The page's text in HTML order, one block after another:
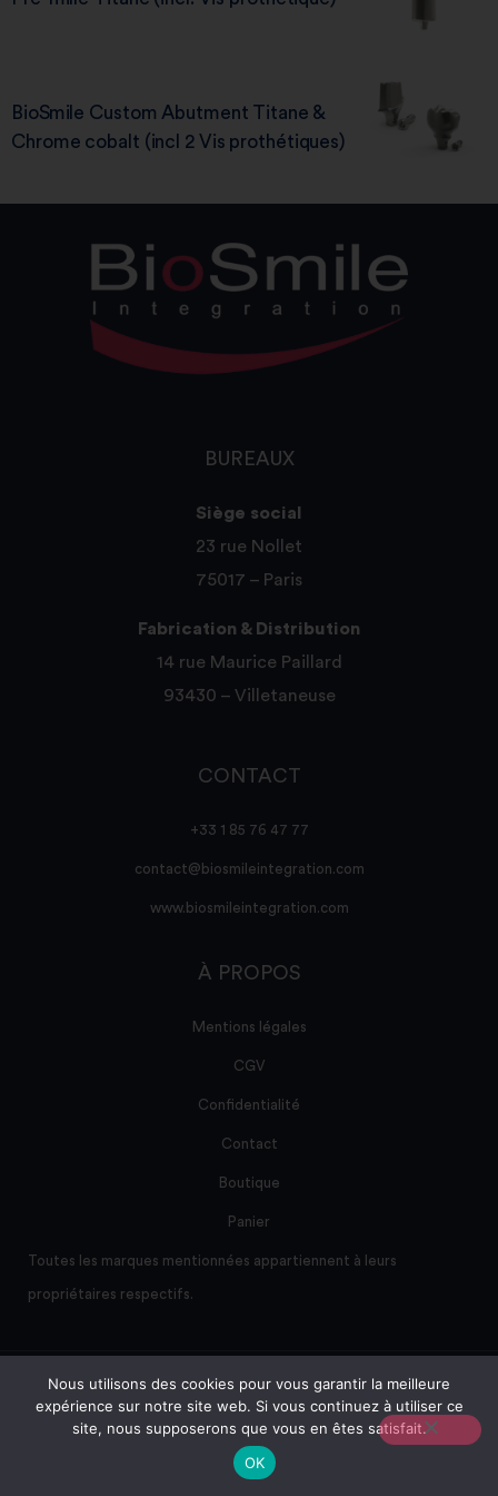
BioSmile Custom Abutment Titane &
Chrome cobalt (incl 2 Vis prothétiques)
BUREAUX
Siège social
23 rue Nollet
75017 – Paris
Fabrication & Distribution
14 rue Maurice Paillard
93430 – Villetaneuse
CONTACT
+33 1 85 76 47 77
contact@biosmileintegration.com
www.biosmileintegration.com
À PROPOS
Mentions légales
CGV
Confidentialité
Contact
Boutique
Panier
Toutes les marques mentionnées appartiennent à leurs
propriétaires respectifs.
Site créé et maintenu par AD/sum
Tous droits réservés © BioSmile Integration
Nous utilisons des cookies pour vous garantir la meilleure
expérience sur notre site web. Si vous continuez à utiliser ce
site, nous supposerons que vous en êtes satisfait.
OK